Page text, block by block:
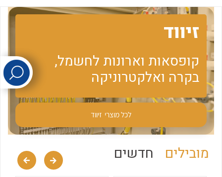
לכל מוצרי היצרן
זיווד
קופסאות וארונות לחשמל,
בקרה ואלקטרוניקה
לכל מוצרי זיווד
מובילים חדשים